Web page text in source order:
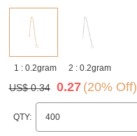
1 : 0.2gram 2 : 0.2gram
US$ 0.34 0.27 (20% Off)
QTY: